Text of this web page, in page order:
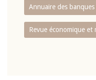
Annuaire des
Revue économique et